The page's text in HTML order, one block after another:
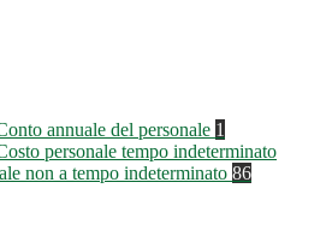
annuale del personale 1
personale tempo indeterminato
non a tempo indeterminato 86